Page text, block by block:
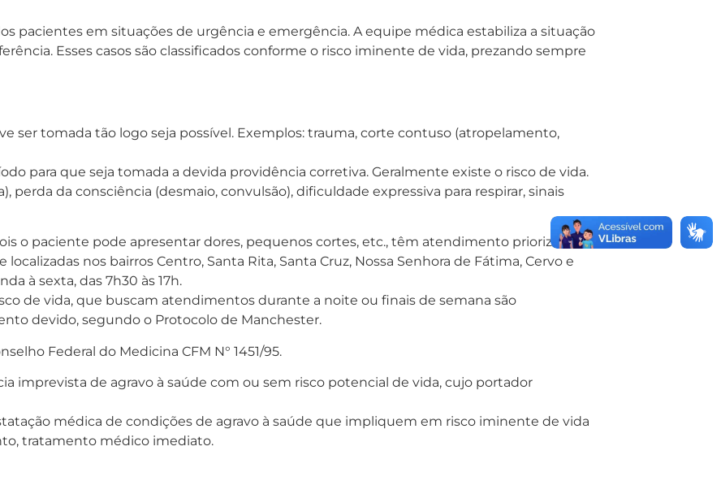
pacientes em situações de urgência e emergência. A equipe médica estabiliza a situação
Esses casos são classificados conforme o risco iminente de vida, prezando sempre
ser tomada tão logo seja possível. Exemplos: trauma, corte contuso (atropelamento,
para que seja tomada a devida providência corretiva. Geralmente existe o risco de vida.
perda da consciência (desmaio, convulsão), dificuldade expressiva para respirar, sinais
o paciente pode apresentar dores, pequenos cortes, etc., têm atendimento priorizado
nos bairros Centro, Santa Rita, Santa Cruz, Nossa Senhora de Fátima, Cervo e
à sexta, das 7h30 às 17h.
de vida, que buscam atendimentos durante a noite ou finais de semana são
devido, segundo o Protocolo de Manchester.
Federal do Medicina CFM N° 1451/95.
imprevista de agravo à saúde com ou sem risco potencial de vida, cujo portador
médica de condições de agravo à saúde que impliquem em risco iminente de vida
tratamento médico imediato.